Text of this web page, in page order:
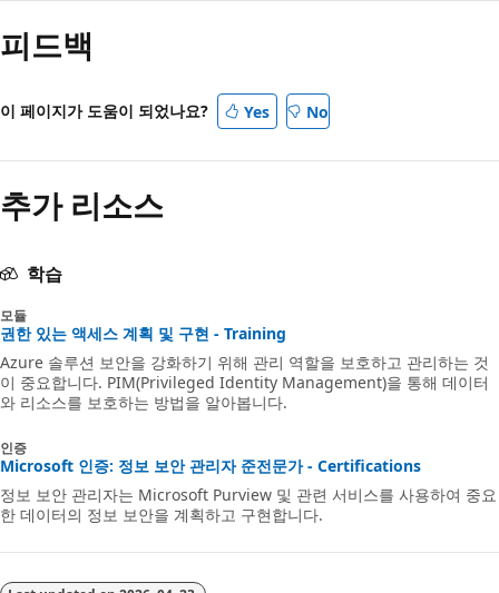
피드백
이 페이지가 도움이 되었나요? Yes No
추가 리소스
학습
모듈
권한 있는 액세스 계획 및 구현 - Training
Azure 솔루션 보안을 강화하기 위해 관리 역할을 보호하고 관리하는 것
이 중요합니다. PIM(Privileged Identity Management)을 통해 데이터
와 리소스를 보호하는 방법을 알아봅니다.
인증
Microsoft 인증: 정보 보안 관리자 준전문가 - Certifications
정보 보안 관리자는 Microsoft Purview 및 관련 서비스를 사용하여 중요
한 데이터의 정보 보안을 계획하고 구현합니다.